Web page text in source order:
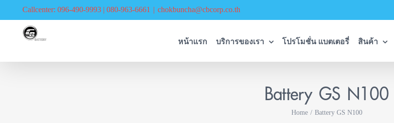
Callcenter: 096-490-9993 | 080-963-6661 | chokbuncha@cbcorp.co.th
หน้าแรก บริการของเรา โปรโมชั่น แบตเตอรี่ สินค้า
Battery GS N100
Home Battery GS N100